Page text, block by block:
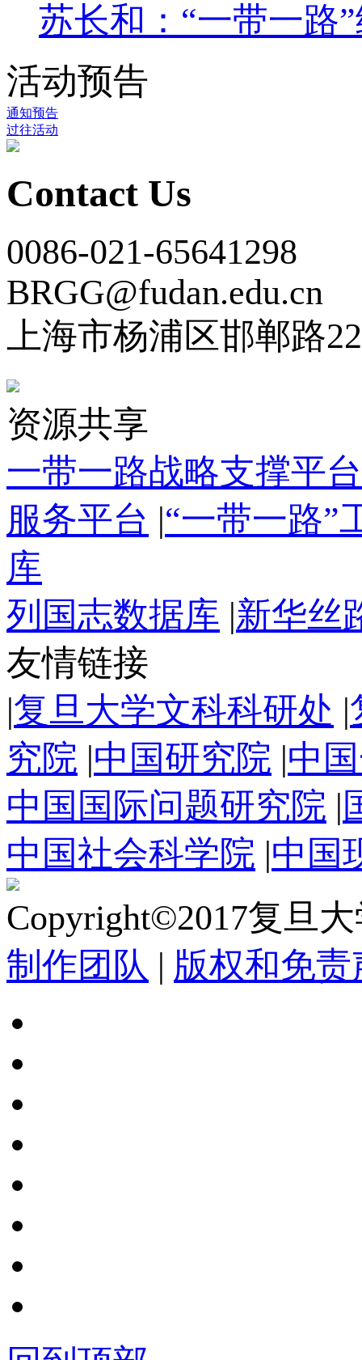
苏长和：“一带一路
活动预告
通知预告
过往活动
Contact Us
0086-021-65641298
BRGG@fudan.edu.cn
上海市杨浦区邯郸路
资源共享
一带一路战略支撑平台
服务平台 |“一带一路”
库
列国志数据库 |新华丝
友情链接
|复旦大学文科科研处 |
究院 |中国研究院 |中
中国国际问题研究院 |
中国社会科学院 |中国
Copyright©2017复旦
制作团队 | 版权和免责